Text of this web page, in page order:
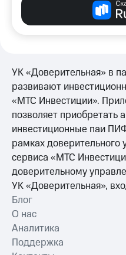
УК «Доверительная» в
развивают
«МТС Инвестиции».
позволяет приобретать
инвестиционные паи
рамках доверительного
сервиса «МТС
доверительному
УК «Доверительная»,
Блог
О нас
Аналитика
Поддержка